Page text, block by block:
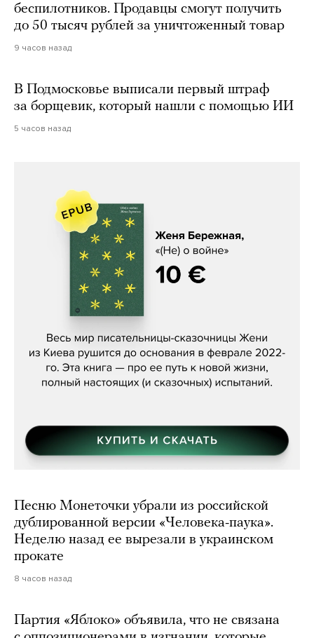
беспилотников. Продавцы смогут получить
до 50 тысяч рублей за уничтоженный товар
9 часов назад
В Подмосковье выписали первый штраф
за борщевик, который нашли с помощью ИИ
5 часов назад
Женя Бережная, «(Не) о войне»
Песню Монеточки убрали из российской
дублированной версии «Человека-паука».
Неделю назад ее вырезали в украинском
прокате
8 часов назад
Партия «Яблоко» объявила, что не связана